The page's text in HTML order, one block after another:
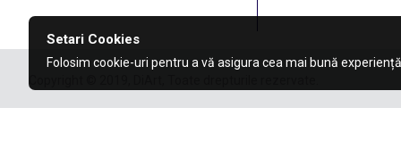
Setari Cookies
Folosim cookie-uri pentru a vă asigura cea mai bună